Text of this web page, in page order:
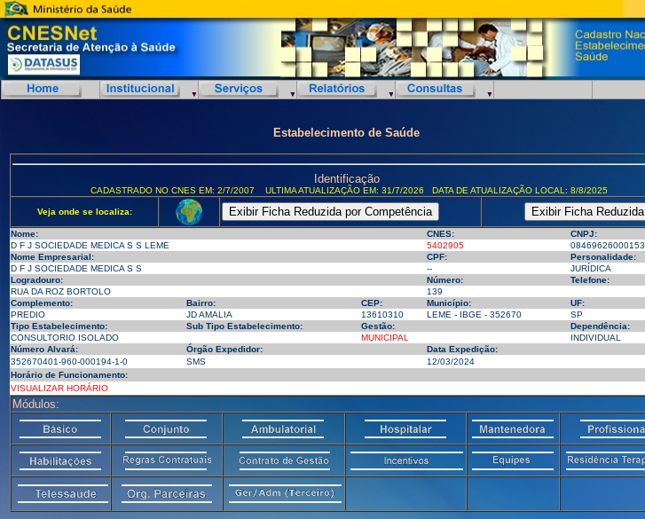
Estabelecimento de Saúde
Identificação
CADASTRADO NO CNES EM: 2/7/2007 ULTIMA ATUALIZAÇÃO EM: 31/7/2026 DATA DE ATUALIZAÇÃO LOCAL: 8/8/2025
Veja onde se localiza:
Nome: CNES:
CNPJ:
D F J SOCIEDADE MEDICA S S LEME
5402905
08469626000153
Nome Empresarial:
CPF:
Personalidade:
D F J SOCIEDADE MEDICA S S
--
JURÍDICA
Logradouro:
Número:
Telefone:
RUA DA ROZ BORTOLO
139
Complemento:
Bairro: CEP: Município:
UF:
PREDIO
JD AMALIA 13610310 LEME - IBGE - 352670
SP
Tipo Estabelecimento:
Sub Tipo Estabelecimento: Gestão:
Dependência:
CONSULTORIO ISOLADO
MUNICIPAL
INDIVIDUAL
Número Alvará:
Órgão Expedidor:
Data Expedição:
352670401-960-000194-1-0
SMS
12/03/2024
Horário de Funcionamento:
VISUALIZAR HORÁRIO
Módulos: